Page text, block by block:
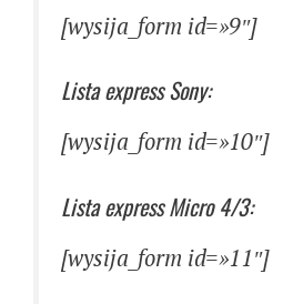
[wysija_form id=»9″]
Lista express Sony:
[wysija_form id=»10″]
Lista express Micro 4/3:
[wysija_form id=»11″]